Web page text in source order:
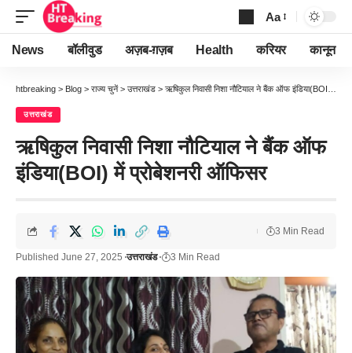
Font
Resizer
Aa
News बॉलीवुड अज़ब-ग़ज़ब Health करियर कानून
htbreaking > Blog > राज्य चुनें > उत्तराखंड > ऋषिकुल निवासी निशा नौटियाल ने बैंक ऑफ इंडिया(BOI) में प्रोबेशनरी ऑफिसर
उत्तराखंड
ऋषिकुल निवासी निशा नौटियाल ने बैंक ऑफ
इंडिया(BOI) में प्रोबेशनरी ऑफिसर
Published June 27, 2025 उत्तराखंड 3 Min Read
3 Min Read